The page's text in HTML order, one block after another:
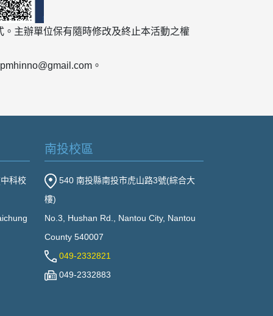
主辦單位保有隨時修改及終止本活動之權
。
科校
南投校區
540 南投縣南投市虎山路3號(綜合大
樓)
No.3, Hushan Rd., Nantou City, Nantou
County 540007
049-2332821
049-2332883